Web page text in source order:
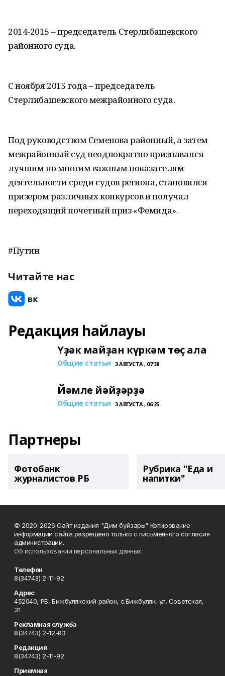
2014-2015 – председатель Стерлибашевского
районного суда.
С ноября 2015 года – председатель
Стерлибашевского межрайонного суда.
Под руководством Семенова районный, а затем
межрайонный суд неоднократно признавался
лучшим по многим важным показателям
деятельности среди судов региона, становился
призером различных конкурсов и получал
переходящий почетный приз «Фемида».
#Путин
Читайте нас
Редакция һайлауы
Үҙәк майҙан күркәм төҫ ала
Общие статьи 3 АВГУСТА , 07:38
Йәмле йәйҙәрҙә
Общие статьи 3 АВГУСТА , 06:25
Партнеры
Фотобанк
журналистов РБ
Рубрика "Еда и
напитки"
© 2020-2026 Сайт издания "Дим буйзары" Копирование
информации сайта разрешено только с письменного согласия
администрации.
Об использовании персональных данных
Телефон
8(34743) 2-11-92
Адрес
452040, РБ, Бижбулякский район, с.Бижбуляк, ул. Советская,
31
Рекламная служба
8(34743) 2-12-83
Редакция
8(34743) 2-11-92
Приемная